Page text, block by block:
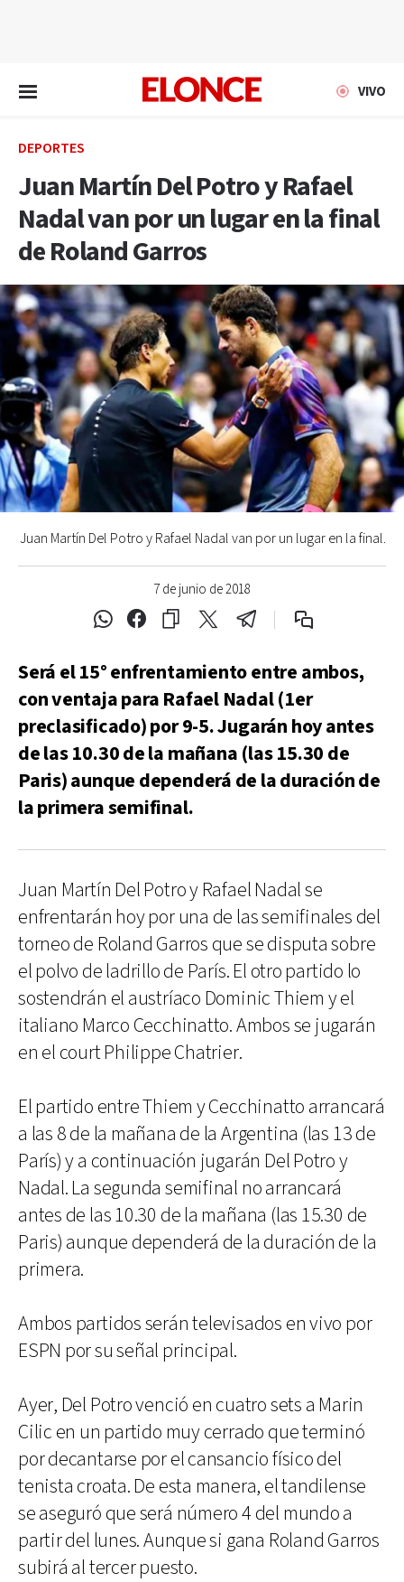
VIVO
DEPORTES
Juan Martín Del Potro y Rafael
Nadal van por un lugar en la final
de Roland Garros
7 de junio de 2018
Juan Martín Del Potro y Rafael Nadal van por un lugar en la final.
Será el 15° enfrentamiento entre ambos,
con ventaja para Rafael Nadal (1er
preclasificado) por 9-5. Jugarán hoy antes
de las 10.30 de la mañana (las 15.30 de
Paris) aunque dependerá de la duración de
la primera semifinal.
Juan Martín Del Potro y Rafael Nadal se
enfrentarán hoy por una de las semifinales del
torneo de Roland Garros que se disputa sobre
el polvo de ladrillo de París. El otro partido lo
sostendrán el austríaco Dominic Thiem y el
italiano Marco Cecchinatto. Ambos se jugarán
en el court Philippe Chatrier.
El partido entre Thiem y Cecchinatto arrancará
a las 8 de la mañana de la Argentina (las 13 de
París) y a continuación jugarán Del Potro y
Nadal. La segunda semifinal no arrancará
antes de las 10.30 de la mañana (las 15.30 de
Paris) aunque dependerá de la duración de la
primera.
Ambos partidos serán televisados en vivo por
ESPN por su señal principal.
Ayer, Del Potro venció en cuatro sets a Marin
Cilic en un partido muy cerrado que terminó
por decantarse por el cansancio físico del
tenista croata. De esta manera, el tandilense
se aseguró que será número 4 del mundo a
partir del lunes. Aunque si gana Roland Garros
subirá al tercer puesto.